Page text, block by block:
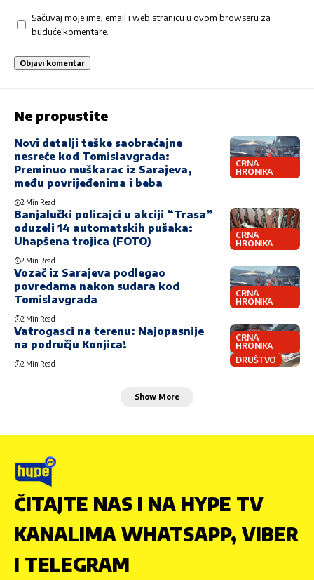
Sačuvaj moje ime, email i web stranicu u ovom browseru za
buduće komentare.
Ne propustite
CRNA
HRONIKA
Novi detalji teške saobraćajne
nesreće kod Tomislavgrada:
Preminuo muškarac iz Sarajeva,
među povrijeđenima i beba
2 Min Read
CRNA
HRONIKA
Banjalučki policajci u akciji “Trasa”
oduzeli 14 automatskih pušaka:
Uhapšena trojica (FOTO)
2 Min Read
CRNA
HRONIKA
Vozač iz Sarajeva podlegao
povredama nakon sudara kod
Tomislavgrada
2 Min Read
CRNA
HRONIKA
DRUŠTVO
Vatrogasci na terenu: Najopasnije
na području Konjica!
2 Min Read
Show More
ČITAJTE NAS I NA HYPE TV
KANALIMA WHATSAPP, VIBER
I TELEGRAM